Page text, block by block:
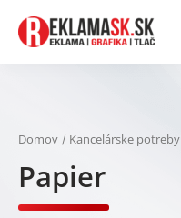
obsah
Domov / Kancelárske potreby
Papier